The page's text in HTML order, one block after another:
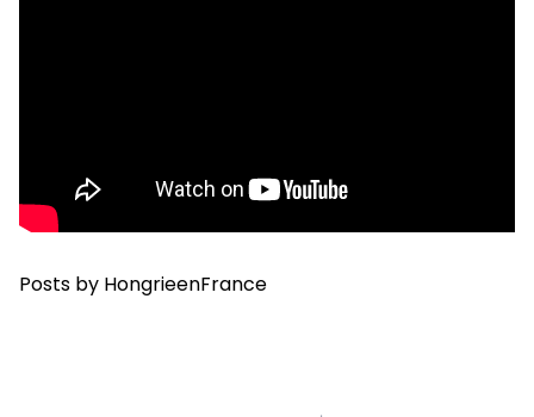
Posts by HongrieenFrance